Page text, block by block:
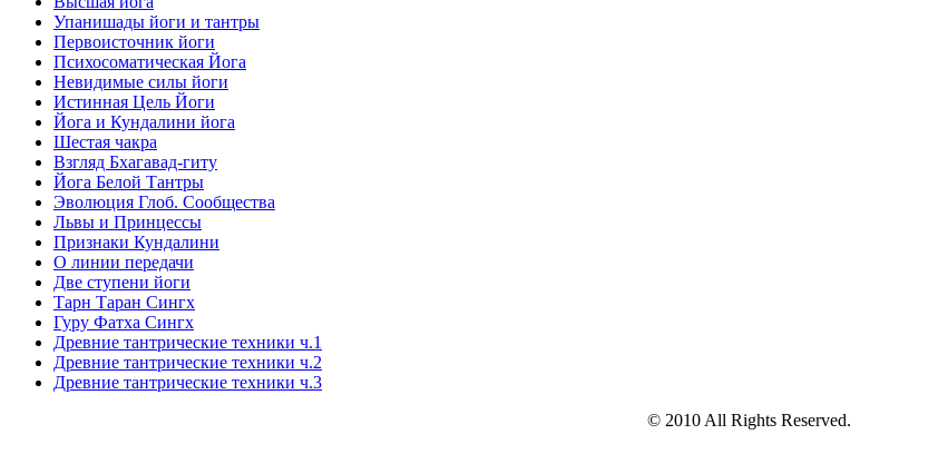
Упанишады йоги и тантры
Первоисточник йоги
Психосоматическая Йога
Невидимые силы йоги
Истинная Цель Йоги
Йога и Кундалини йога
Шестая чакра
Взгляд Бхагавад-гиту
Йога Белой Тантры
Эволюция Глоб. Сообщества
Львы и Принцессы
Признаки Кундалини
О линии передачи
Две ступени йоги
Тарн Таран Сингх
Гуру Фатха Сингх
Древние тантрические техники ч.1
Древние тантрические техники ч.2
Древние тантрические техники ч.3
© 2010 All Rights Reserved.